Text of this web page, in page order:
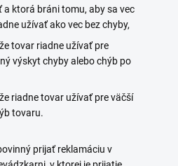
a ktorá bráni tomu, aby sa vec
užívať ako vec bez chyby,
tovar riadne užívať pre
výskyt chyby alebo chýb po
riadne tovar užívať pre väčší
tovaru.
prijať reklamáciu v